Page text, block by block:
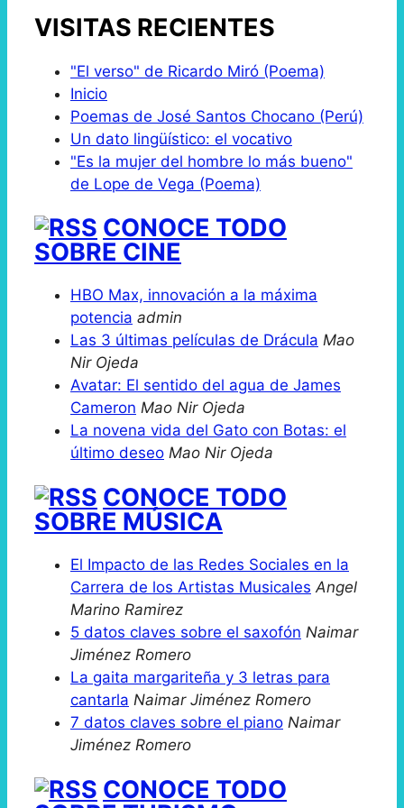
VISITAS RECIENTES
"El verso" de Ricardo Miró (Poema)
Inicio
Poemas de José Santos Chocano (Perú)
Un dato lingüístico: el vocativo
"Es la mujer del hombre lo más bueno"
de Lope de Vega (Poema)
CONOCE TODO
SOBRE CINE
HBO Max, innovación a la máxima
potencia admin
Las 3 últimas películas de Drácula Mao
Nir Ojeda
Avatar: El sentido del agua de James
Cameron Mao Nir Ojeda
La novena vida del Gato con Botas: el
último deseo Mao Nir Ojeda
CONOCE TODO
SOBRE MÚSICA
El Impacto de las Redes Sociales en la
Carrera de los Artistas Musicales Angel
Marino Ramirez
5 datos claves sobre el saxofón Naimar
Jiménez Romero
La gaita margariteña y 3 letras para
cantarla Naimar Jiménez Romero
7 datos claves sobre el piano Naimar
Jiménez Romero
CONOCE TODO